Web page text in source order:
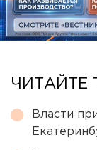
ЧИТАЙТЕ
Власти